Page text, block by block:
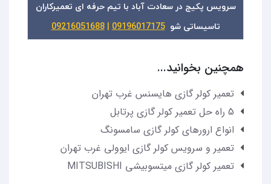
سرویس پکیج در سعادت آباد با تیم حرفه ای تعمیرکاران
تاسیساتی شو09196017175
|
09216051688
همچنین بخوانید...
تعمیر کولر گازی هایسنس غرب تهران
5 راه حل تعمیر کولر گازی پرتابل
انواع ارورهای کولر گازی سامسونگ
تعمیر و سرویس کولر گازی ایوولی غرب تهران
تعمیر کولر گازی میتسوبیشی MITSUBISHI